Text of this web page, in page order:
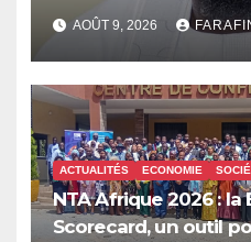
AOÛT 9, 2026
ACTUALITÉS ECONOMIE
NTA Afrique 2026 : la
Scorecard, un outil